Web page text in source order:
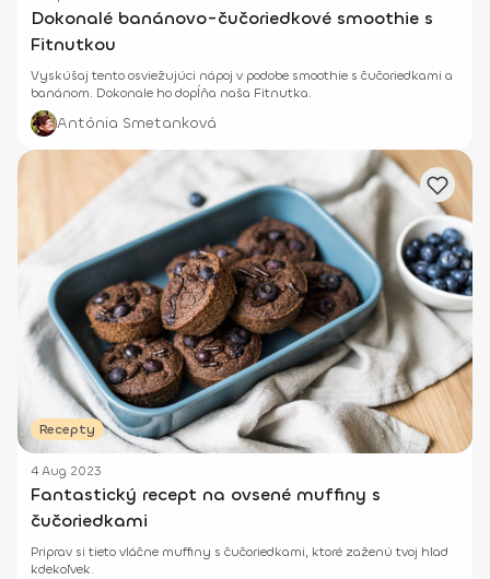
Dokonalé banánovo-čučoriedkové smoothie s
Fitnutkou
Vyskúšaj tento osviežujúci nápoj v podobe smoothie s čučoriedkami a
banánom. Dokonale ho dopĺňa naša Fitnutka.
Antónia Smetanková
Recepty
4 Aug 2023
Fantastický recept na ovsené muffiny s
čučoriedkami
Priprav si tieto vláčne muffiny s čučoriedkami, ktoré zaženú tvoj hlad
kdekoľvek.